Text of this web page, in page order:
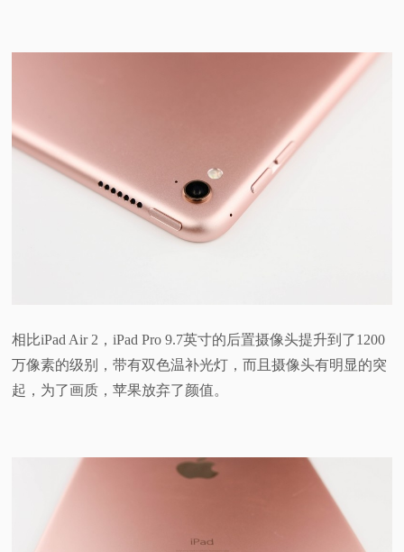
相比iPad Air 2，iPad Pro 9.7英寸的后置摄像头提升到了1200
万像素的级别，带有双色温补光灯，而且摄像头有明显的突
起，为了画质，苹果放弃了颜值。